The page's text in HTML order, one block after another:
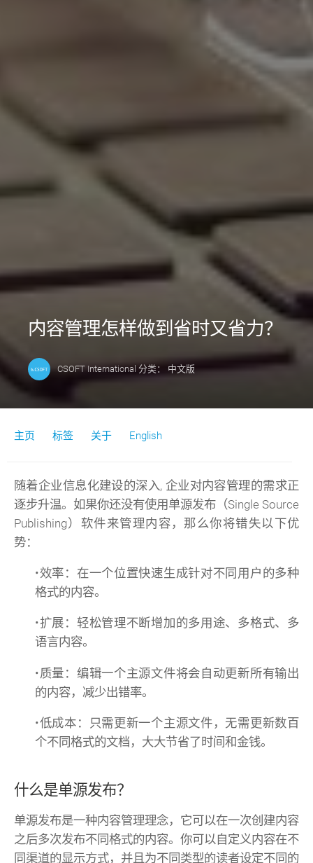
内容管理怎样做到省时又省力？
CSOFT International 分类： 中文版
主页 标签 关于 English
随着企业信息化建设的深入, 企业对内容管理的需求正
逐步升温。如果你还没有使用单源发布（Single Source
Publishing）软件来管理内容，那么你将错失以下优
势：
•效率：在一个位置快速生成针对不同用户的多种
格式的内容。
•扩展：轻松管理不断增加的多用途、多格式、多
语言内容。
•质量：编辑一个主源文件将会自动更新所有输出
的内容，减少出错率。
•低成本：只需更新一个主源文件，无需更新数百
个不同格式的文档，大大节省了时间和金钱。
什么是单源发布？
单源发布是一种内容管理理念，它可以在一次创建内容
之后多次发布不同格式的内容。你可以自定义内容在不
同渠道的显示方式，并且为不同类型的读者设定不同的